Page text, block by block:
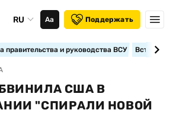
RU Аа Поддержать
правительства и руководства ВСУ
США В
"СПИРАЛИ НОВОЙ